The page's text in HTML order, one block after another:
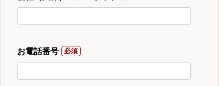
お電話番号